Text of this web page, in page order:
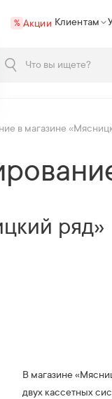
% Акции Клиентам
в магазине
ряд»
В магазине
двух кассетных